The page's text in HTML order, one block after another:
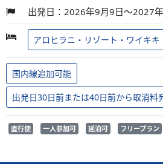
出発日：2026年9月9日～2027
アロヒラニ・リゾート・ワイキキ
国内線追加可能
出発日30日前または40日前から取消料
直行便 一人参加可 延泊可 フリープラン